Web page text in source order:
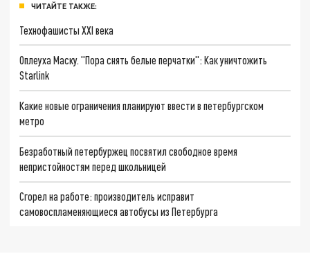
ЧИТАЙТЕ ТАКЖЕ:
Технофашисты XXI века
Оплеуха Маску. "Пора снять белые перчатки": Как уничтожить
Starlink
Какие новые ограничения планируют ввести в петербургском
метро
Безработный петербуржец посвятил свободное время
непристойностям перед школьницей
Сгорел на работе: производитель исправит
самовоспламеняющиеся автобусы из Петербурга